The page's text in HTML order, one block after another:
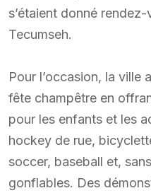
s’étaient donné
Tecumseh.
Pour l’occasion, la ville
fête champêtre en
pour les enfants et les
hockey de rue,
soccer, baseball et,
gonflables. Des